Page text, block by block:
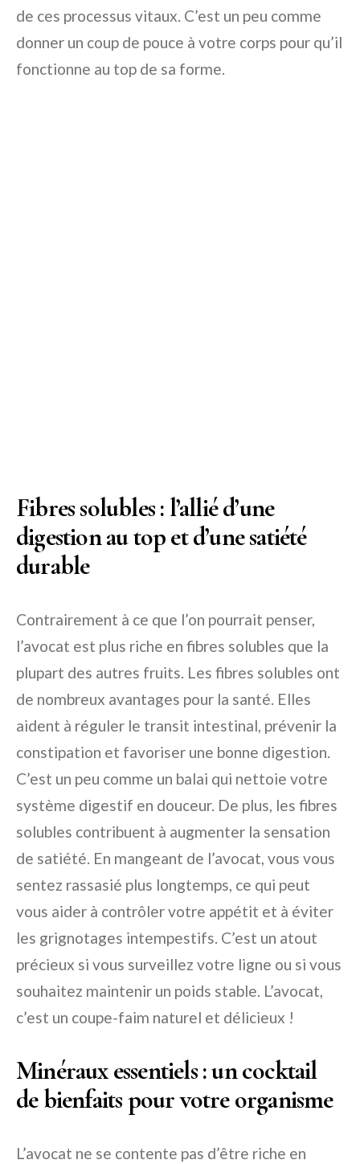
de ces processus vitaux. C’est un peu comme
donner un coup de pouce à votre corps pour qu’il
fonctionne au top de sa forme.
Fibres solubles : l’allié d’une
digestion au top et d’une satiété
durable
Contrairement à ce que l’on pourrait penser,
l’avocat est plus riche en fibres solubles que la
plupart des autres fruits. Les fibres solubles ont
de nombreux avantages pour la santé. Elles
aident à réguler le transit intestinal, prévenir la
constipation et favoriser une bonne digestion.
C’est un peu comme un balai qui nettoie votre
système digestif en douceur. De plus, les fibres
solubles contribuent à augmenter la sensation
de satiété. En mangeant de l’avocat, vous vous
sentez rassasié plus longtemps, ce qui peut
vous aider à contrôler votre appétit et à éviter
les grignotages intempestifs. C’est un atout
précieux si vous surveillez votre ligne ou si vous
souhaitez maintenir un poids stable. L’avocat,
c’est un coupe-faim naturel et délicieux !
Minéraux essentiels : un cocktail
de bienfaits pour votre organisme
L’avocat ne se contente pas d’être riche en